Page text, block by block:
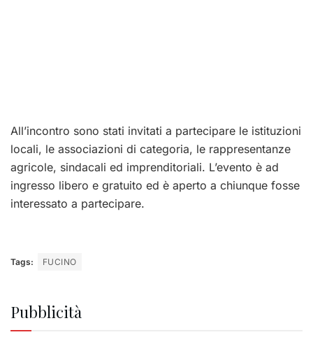
All’incontro sono stati invitati a partecipare le istituzioni
locali, le associazioni di categoria, le rappresentanze
agricole, sindacali ed imprenditoriali. L’evento è ad
ingresso libero e gratuito ed è aperto a chiunque fosse
interessato a partecipare.
Tags: FUCINO
Pubblicità